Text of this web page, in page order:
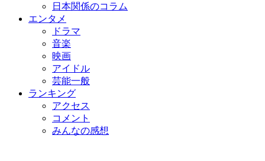
日本関係のコラム
エンタメ
ドラマ
音楽
映画
アイドル
芸能一般
ランキング
アクセス
コメント
みんなの感想